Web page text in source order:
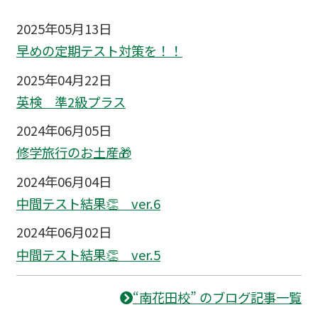
2025年05月13日
早めの定期テスト対策を！！
2025年04月22日
英検 準2級プラス
2024年06月05日
修学旅行のお土産🎁
2024年06月04日
中間テスト結果👏 ver.6
2024年06月02日
中間テスト結果👏 ver.5
“南花田校” のブログ記事一覧